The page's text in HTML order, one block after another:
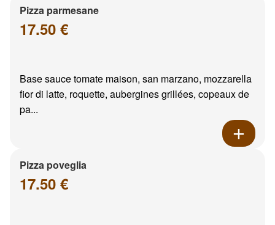
Pizza parmesane
17.50 €
Base sauce tomate maison, san marzano, mozzarella
fior di latte, roquette, aubergines grillées, copeaux de
pa...
Pizza poveglia
17.50 €